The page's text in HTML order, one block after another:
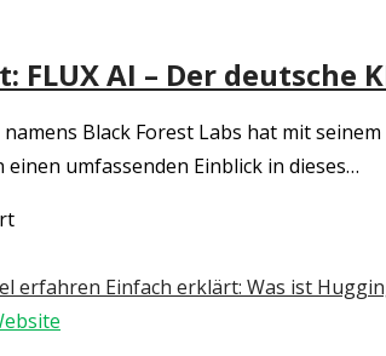
Video
Generator
von
FLUX AI – Der deutsche
Black Forest Labs hat mit
umfassenden Einblick in dieses…
für
erklärt:
FLUX